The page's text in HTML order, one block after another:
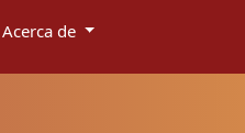
Acerca de